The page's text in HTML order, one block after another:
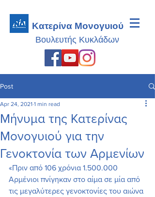
Κατερίνα Μονογυιού
Βουλευτής Κυκλάδων
Post
Μήνυμα της Κατερίνας
Μονογυιού για την
Γενοκτονία των Αρμενίων
Apr 24, 2021 1 min read
«Πριν από 106 χρόνια 1.500.000
Αρμένιοι πνίγηκαν στο αίμα σε μία από
τις μεγαλύτερες γενοκτονίες του αιώνα